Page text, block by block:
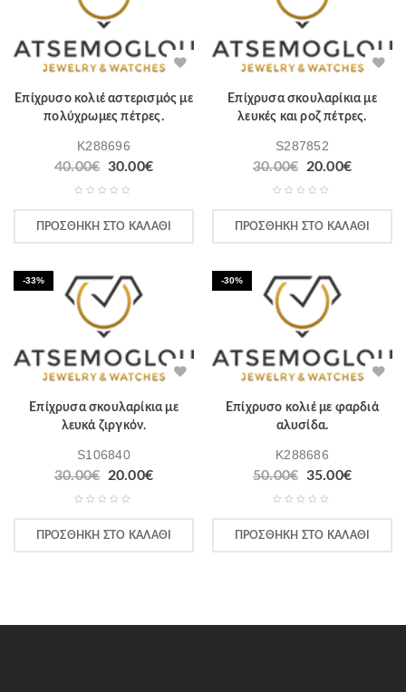
Επίχρυσο κολιέ αστερισμός με
πολύχρωμες πέτρες.
K288696
40.00€ 30.00€
ΠΡΟΣΘΉΚΗ ΣΤΟ ΚΑΛΆΘΙ
Επίχρυσα σκουλαρίκια με
λευκές και ροζ πέτρες.
S287852
30.00€ 20.00€
ΠΡΟΣΘΉΚΗ ΣΤΟ ΚΑΛΆΘΙ
-33%
Επίχρυσα σκουλαρίκια με
λευκά ζιργκόν.
S106840
30.00€ 20.00€
ΠΡΟΣΘΉΚΗ ΣΤΟ ΚΑΛΆΘΙ
-30%
Επίχρυσο κολιέ με φαρδιά
αλυσίδα.
K288686
50.00€ 35.00€
ΠΡΟΣΘΉΚΗ ΣΤΟ ΚΑΛΆΘΙ